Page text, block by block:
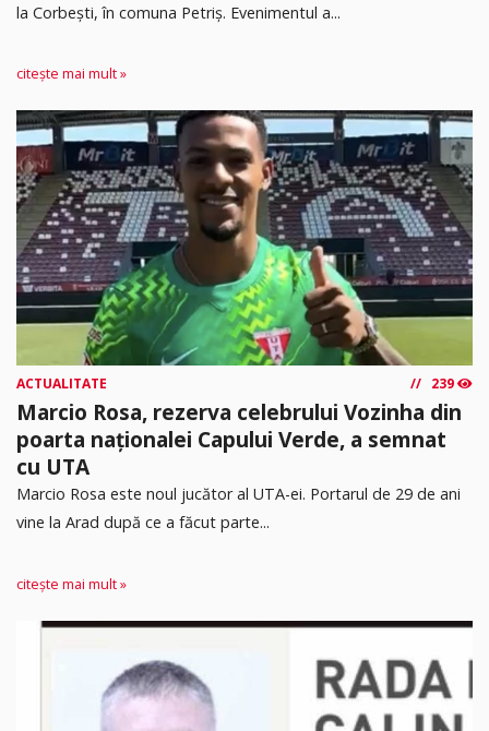
la Corbești, în comuna Petriș. Evenimentul a...
citește mai mult »
ACTUALITATE 239
Marcio Rosa, rezerva celebrului Vozinha din
poarta naționalei Capului Verde, a semnat
cu UTA
Marcio Rosa este noul jucător al UTA-ei. Portarul de 29 de ani
vine la Arad după ce a făcut parte...
citește mai mult »